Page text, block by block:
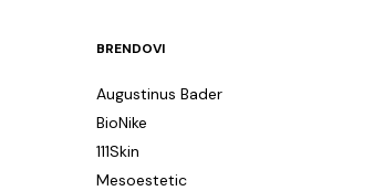
BRENDOVI
Augustinus Bader
BioNike
111Skin
Mesoestetic